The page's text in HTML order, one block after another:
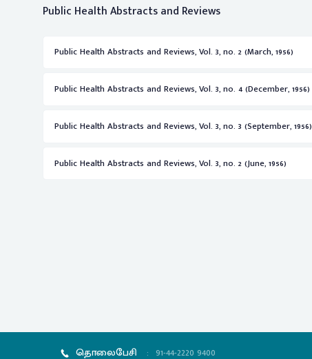
Public Health Abstracts and Reviews
Public Health Abstracts and Reviews, Vol. 3, no. 2 (March, 1956)
Public Health Abstracts and Reviews, Vol. 3, no. 4 (December, 1956)
Public Health Abstracts and Reviews, Vol. 3, no. 3 (September, 1956)
Public Health Abstracts and Reviews, Vol. 3, no. 2 (June, 1956)
தொலைபேசி : 91-44-2220 9400